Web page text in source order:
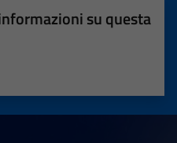
su questa
su 5
5